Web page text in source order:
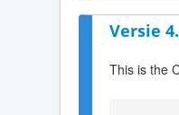
Versie
This is the